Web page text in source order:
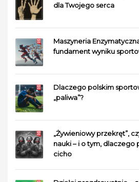
dla Twojego serca
Maszyneria
fundament wyniku
Dlaczego polskim
„paliwa”?
„Żywieniowy przekręt”,
nauki – i o tym, dlaczego
cicho